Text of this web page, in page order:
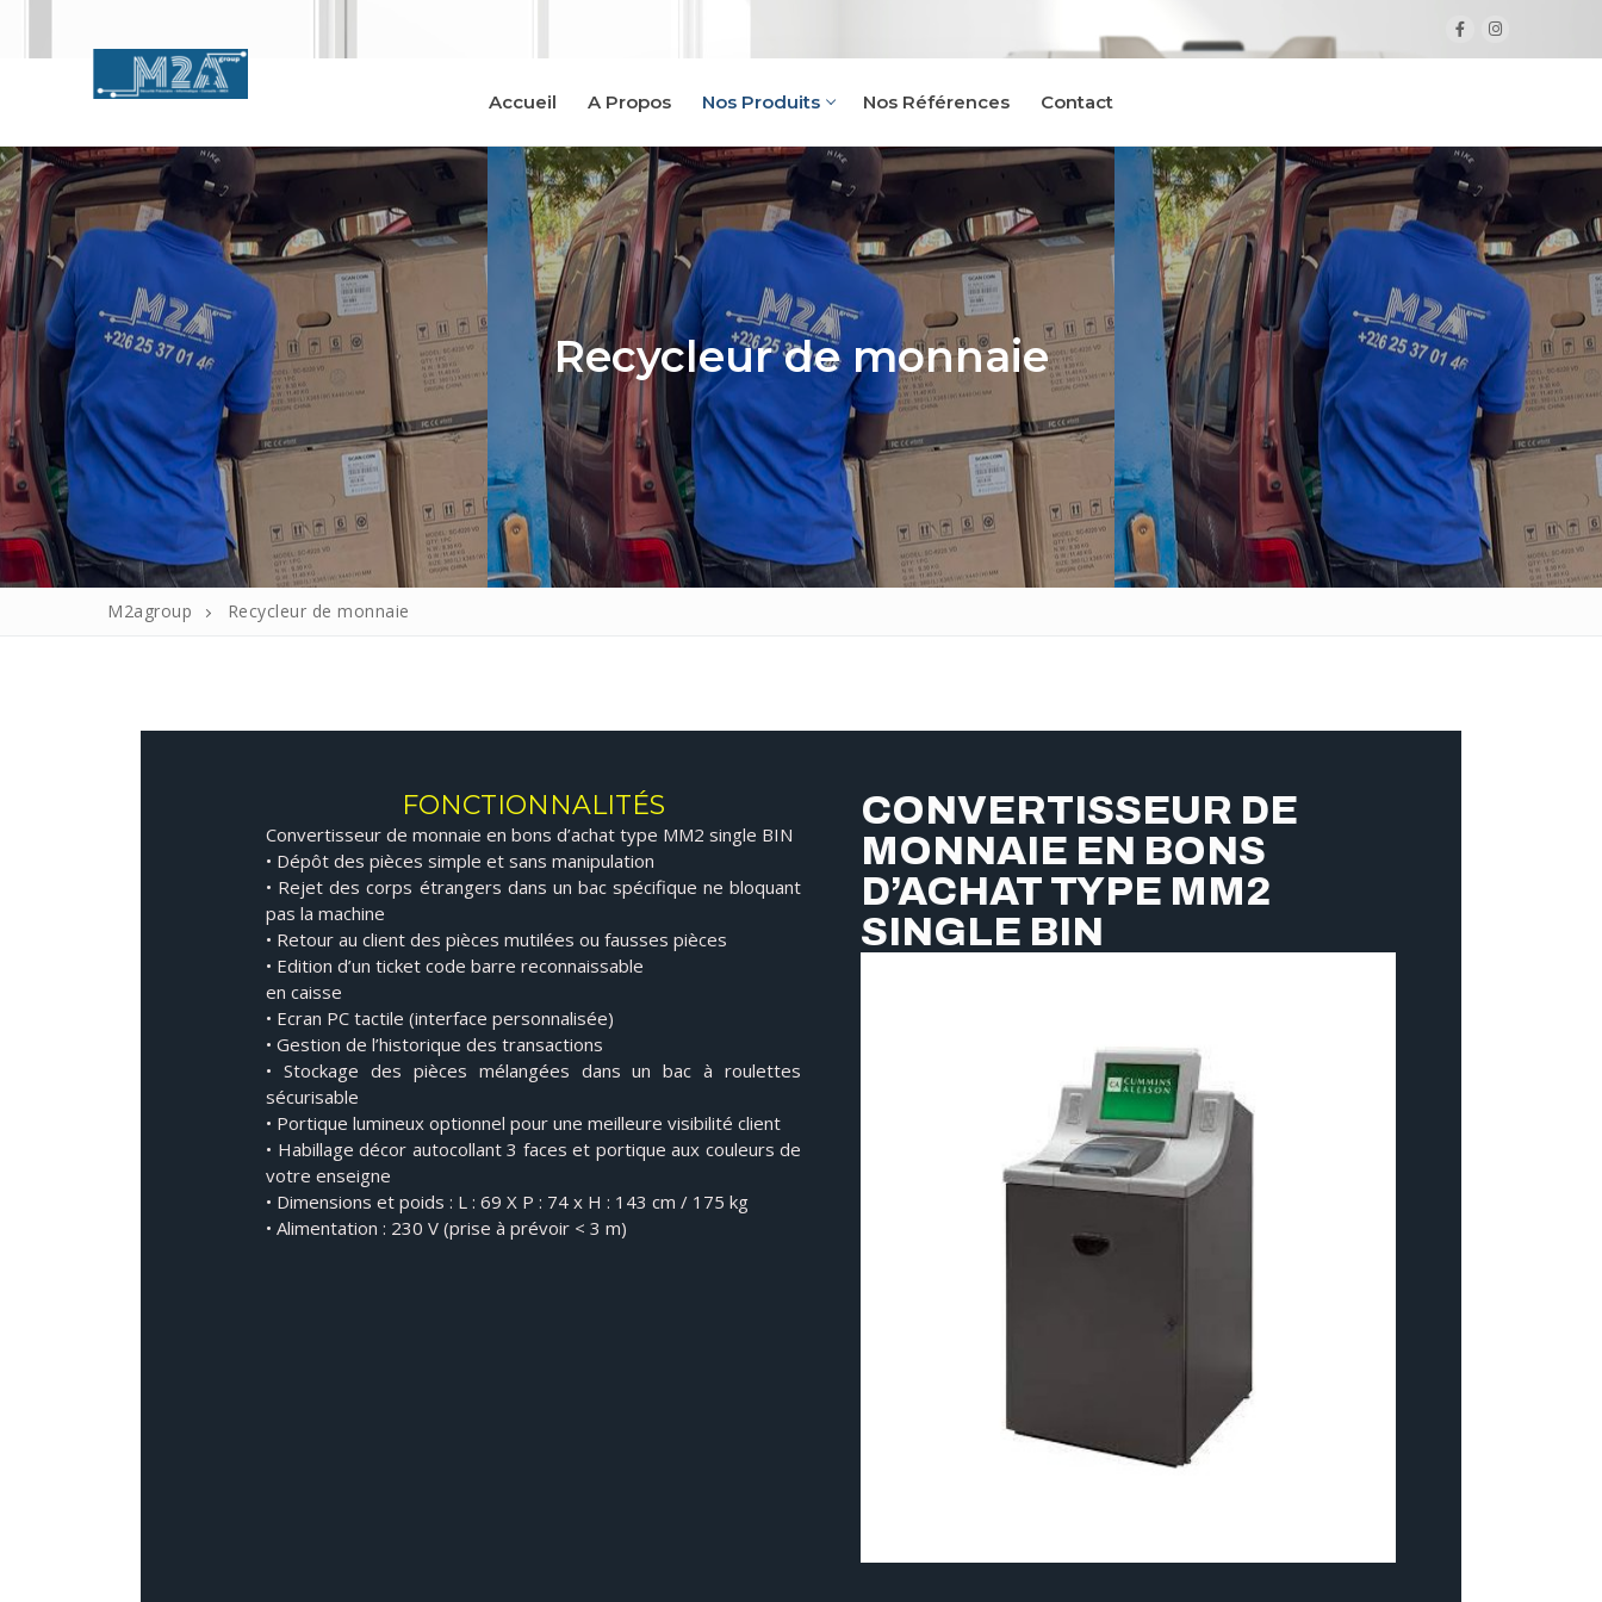
Accueil A Propos Nos Produits Nos Références Contact
Accueil
Nos Produits
Cercleuse de billets
Coffres
Compteuses de billets
Compteuses de pièces
Consommables
Terminaux cartes bancaires
Tiroirs caisse
Nos Références
Contact
Recycleur de monnaie
M2agroup Recycleur de monnaie
FONCTIONNALITÉS
Convertisseur de monnaie en bons d’achat type MM2 single BIN
• Dépôt des pièces simple et sans manipulation
• Rejet des corps étrangers dans un bac spécifique ne bloquant
pas la machine
• Retour au client des pièces mutilées ou fausses pièces
• Edition d’un ticket code barre reconnaissable
en caisse
• Ecran PC tactile (interface personnalisée)
• Gestion de l’historique des transactions
• Stockage des pièces mélangées dans un bac à roulettes
sécurisable
• Portique lumineux optionnel pour une meilleure visibilité client
• Habillage décor autocollant 3 faces et portique aux couleurs de
votre enseigne
• Dimensions et poids : L : 69 X P : 74 x H : 143 cm / 175 kg
• Alimentation : 230 V (prise à prévoir < 3 m)
CONVERTISSEUR DE
MONNAIE EN BONS
D’ACHAT TYPE MM2
SINGLE BIN